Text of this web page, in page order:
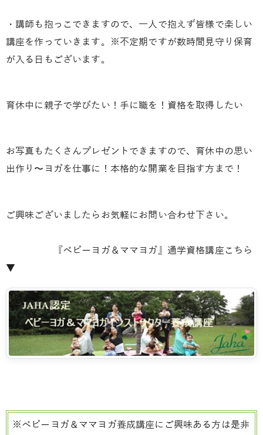
・講師も抱っこできますので、一人で抱えず皆様で楽しい
講座を作っていきます。※不定期ですが数時間見守り保育
が入る日もございます。
育休中に親子で学びたい！手に職を！資格を取得したい
お写真もたくさんプレゼントできますので、育休中の思い
出作り〜ヨガを仕事に！本格的な開業を目指す方まで！
ご興味ございましたらお気軽にお問い合わせ下さい。
『ベビーヨガ＆ママヨガ』通学資格講座こちら
▼
※ベビーヨガ＆ママヨガ養成講座にご興味ある方は是非